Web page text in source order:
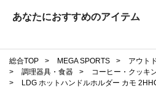
あなたにおすすめのアイテム
総合TOP > MEGA SPORTS > アウト
>
調理器具・食器 >
コーヒー・クッキ
>
LDG ホットハンドルホルダー カモ